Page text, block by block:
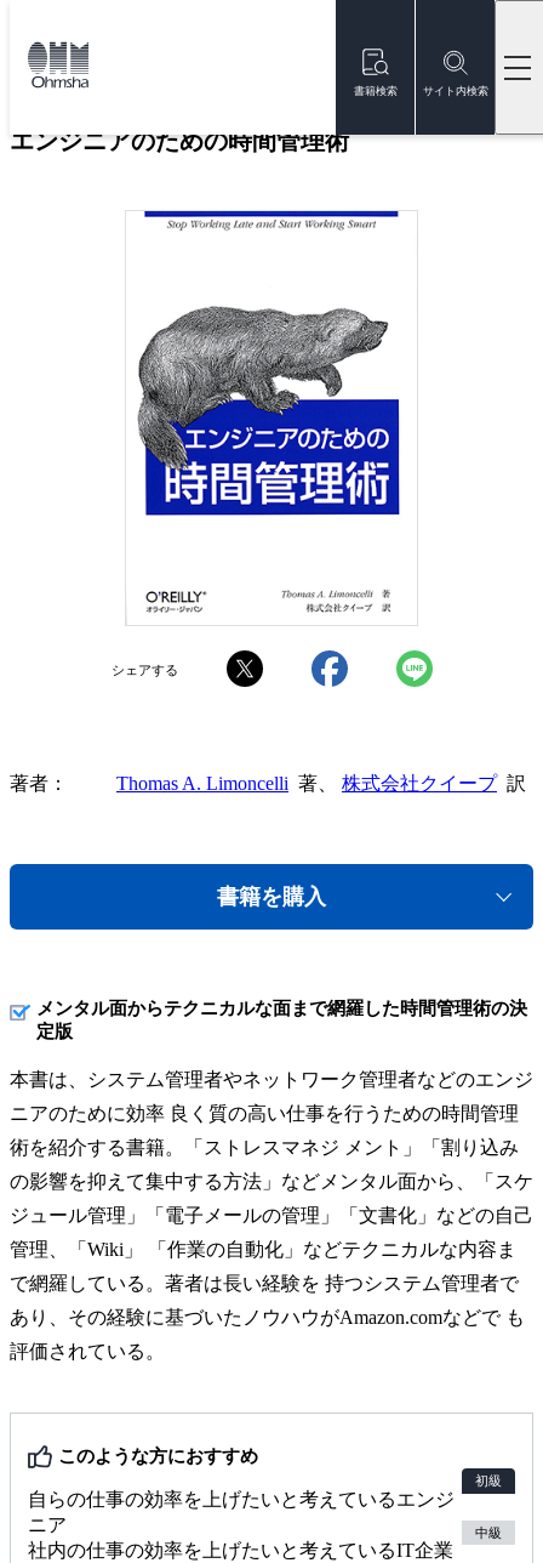
書籍検索 サイト内検索
トップ
エンジニアのための時間管理術
シェアする
著者 Thomas A. Limoncelli 著、 株式会社クイープ訳
書籍を購入
メンタル面からテクニカルな面まで網羅した時間管理術の決
定版
本書は、システム管理者やネットワーク管理者などのエンジ
ニアのために効率 良く質の高い仕事を行うための時間管理
術を紹介する書籍。「ストレスマネジ メント」「割り込み
の影響を抑えて集中する方法」などメンタル面から、「スケ
ジュール管理」「電子メールの管理」「文書化」などの自己
管理、「Wiki」 「作業の自動化」などテクニカルな内容ま
で網羅している。著者は長い経験を 持つシステム管理者で
あり、その経験に基づいたノウハウがAmazon.comなどで も
評価されている。
このような方におすすめ
自らの仕事の効率を上げたいと考えているエンジ
ニア
社内の仕事の効率を上げたいと考えているIT企業
初級
中級